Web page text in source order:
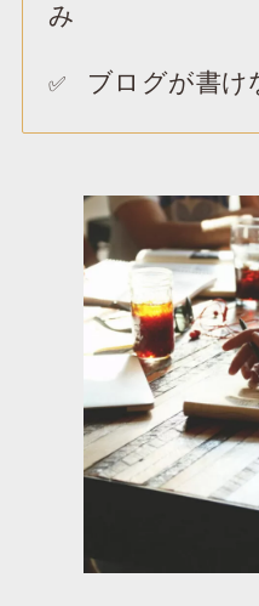
み
✅️ ブログが書け